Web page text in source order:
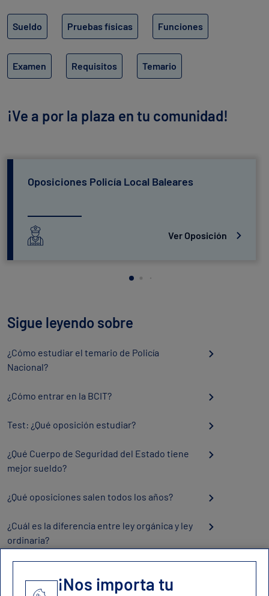
Sueldo Pruebas físicas Funciones
Examen Requisitos Temario
¡Ve a por la plaza en tu comunidad!
Oposiciones Policía Local Baleares
Ver Oposición
Sigue leyendo sobre
¿Cómo estudiar el temario de Policía
Nacional?
¿Cómo entrar en la BCIT?
Test: ¿Qué oposición estudiar?
¿Qué Cuerpo de Seguridad del Estado tiene
mejor sueldo?
¿Qué oposiciones salen todos los años?
¿Cuál es la diferencia entre ley orgánica y ley
ordinaria?
¡Nos importa tu